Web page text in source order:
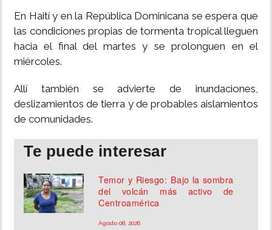
En Haití y en la República Dominicana se espera que
las condiciones propias de tormenta tropical lleguen
hacia el final del martes y se prolonguen en el
miércoles.
Allí también se advierte de inundaciones,
deslizamientos de tierra y de probables aislamientos
de comunidades.
Te puede interesar
Temor y Riesgo: Bajo la sombra
del volcán más activo de
Centroamérica
Agosto 08, 2026